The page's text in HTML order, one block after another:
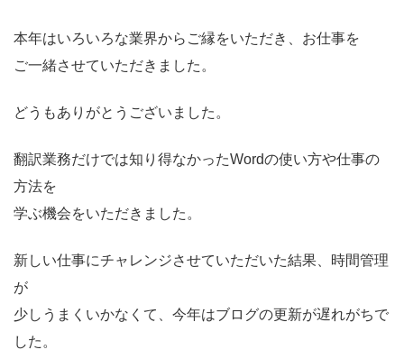
本年はいろいろな業界からご縁をいただき、お仕事を
ご一緒させていただきました。
どうもありがとうございました。
翻訳業務だけでは知り得なかったWordの使い方や仕事の
方法を
学ぶ機会をいただきました。
新しい仕事にチャレンジさせていただいた結果、時間管理
が
少しうまくいかなくて、今年はブログの更新が遅れがちで
した。